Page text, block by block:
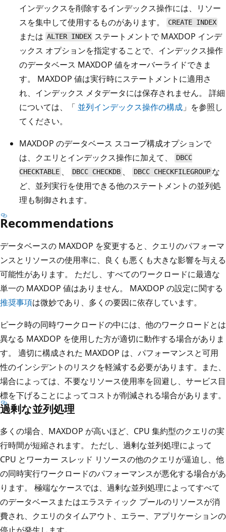
インデックスを削除するインデックス操作には、リソー
スを集中して使用するものがあります。
CREATE INDEX
または ALTER INDEX ステートメントで MAXDOP インデ
ックス オプションを指定することで、インデックス操作
のデータベース MAXDOP 値をオーバーライドできま
す。 MAXDOP 値は実行時にステートメントに適用さ
れ、インデックス メタデータには保存されません。 詳細
については、「 並列インデックス操作の構成 」を参照し
てください。
MAXDOP のデータベース スコープ構成オプションで
は、クエリとインデックス操作に加えて、
DBCC
CHECKTABLE 、 DBCC CHECKDB 、 DBCC CHECKFILEGROUP な
ど、並列実行を使用できる他のステートメントの並列処
理も制御されます。
Recommendations
データベースの MAXDOP を変更すると、クエリのパフォーマ
ンスとリソースの使用率に、良くも悪くも大きな影響を与える
可能性があります。 ただし、すべてのワークロードに最適な
単一の MAXDOP 値はありません。 MAXDOP の設定に関する
推奨事項は微妙であり、多くの要因に依存しています。
ピーク時の同時ワークロードの中には、他のワークロードとは
異なる MAXDOP を使用した方が適切に動作する場合がありま
す。 適切に構成された MAXDOP は、パフォーマンスと可用
性のインシデントのリスクを軽減する必要があります。また、
場合によっては、不要なリソース使用率を回避し、サービス目
標を下げることによってコストが削減される場合があります。
過剰な並列処理
多くの場合、MAXDOP が高いほど、CPU 集約型のクエリの実
行時間が短縮されます。 ただし、過剰な並列処理によって
CPU とワーカー スレッド リソースの他のクエリが逼迫し、他
の同時実行ワークロードのパフォーマンスが悪化する場合があ
ります。 極端なケースでは、過剰な並列処理によってすべて
のデータベースまたはエラスティック プールのリソースが消
費され、クエリのタイムアウト、エラー、アプリケーションの
停止が発生します。